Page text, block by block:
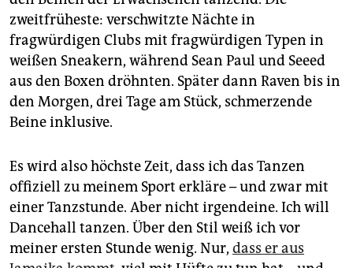
zweitfrüheste: verschwitzte Nächte in
fragwürdigen Clubs mit fragwürdigen Typen in
weißen Sneakern, während Sean Paul und Seeed
aus den Boxen dröhnten. Später dann Raven bis in
den Morgen, drei Tage am Stück, schmerzende
Beine inklusive.
Es wird also höchste Zeit, dass ich das Tanzen
offiziell zu meinem Sport erkläre – und zwar mit
einer Tanzstunde. Aber nicht irgendeine. Ich will
Dancehall tanzen. Über den Stil weiß ich vor
meiner ersten Stunde wenig. Nur, dass er aus